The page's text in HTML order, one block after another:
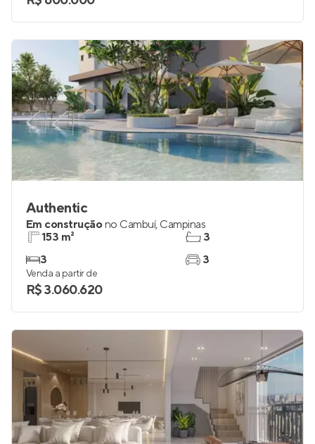
Authentic
Em construçãono Cambuí, Campinas
153 m²
3
3
3
Venda a partir de
R$ 3.060.620